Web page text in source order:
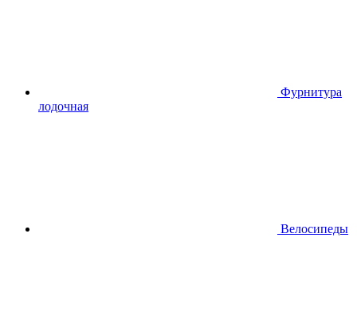
Фурнитура
лодочная
Велосипеды